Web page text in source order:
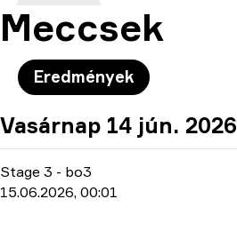
Meccsek
Eredmények
Vasárnap 14 jún. 2026
Stage 3 - bo3
15.06.2026, 00:01